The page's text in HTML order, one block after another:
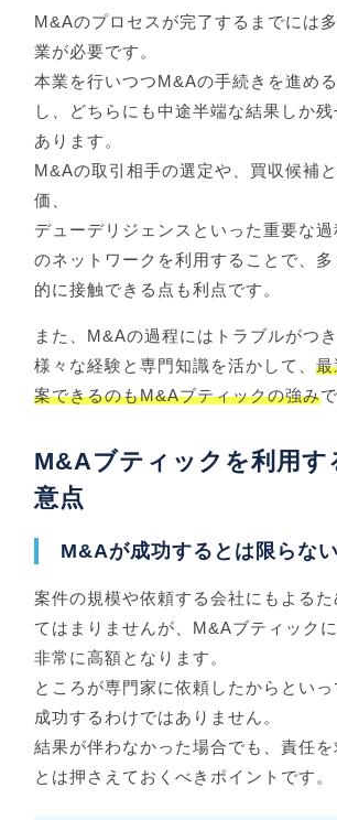
M&Aのプロセスが完了するまでには
業が必要です。
本業を行いつつM&Aの手続きを進め
し、どちらにも中途半端な結果しか
あります。
M&Aの取引相手の選定や、買収候補
価、
デューデリジェンスといった重要な
のネットワークを利用することで、
的に接触できる点も利点です。
また、M&Aの過程にはトラブルがつき
様々な経験と専門知識を活かして、
案できるのもM&Aブティックの強み
M&Aブティックを利用す
意点
M&Aが成功するとは限らない
案件の規模や依頼する会社にもよる
てはまりませんが、M&Aブティック
非常に高額となります。
ところが専門家に依頼したからとい
成功するわけではありません。
結果が伴わなかった場合でも、責任を
とは押さえておくべきポイントです。